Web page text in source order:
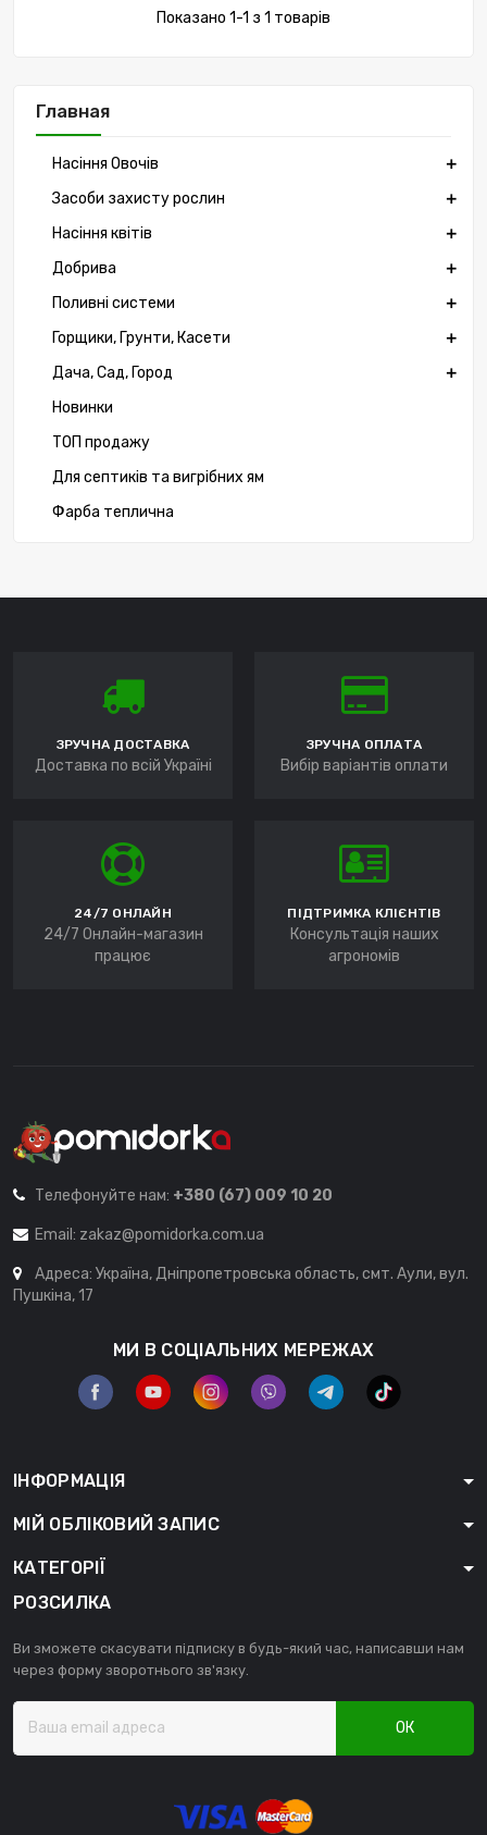
Главная
Насіння Овочів
Засоби захисту рослин
Насіння квітів
Добрива
Поливні системи
Горщики, Грунти, Касети
Дача, Сад, Город
Новинки
ТОП продажу
Для септиків та вигрібних ям
Фарба теплична
Показано 1-1 з 1 товарів
ЗРУЧНА ДОСТАВКА
Доставка по всій Україні
ЗРУЧНА ОПЛАТА
Вибір варіантів оплати
24/7 ОНЛАЙН
24/7 Онлайн-магазин
працює
ПІДТРИМКА КЛІЄНТІВ
Консультація наших
агрономів
Телефонуйте нам: +380 (67) 009 10 20
Email: zakaz@pomidorka.com.ua
Адреса: Україна, Дніпропетровська область, смт. Аули, вул.
Пушкіна, 17
МИ В СОЦІАЛЬНИХ МЕРЕЖАХ
ІНФОРМАЦІЯ
МІЙ ОБЛІКОВИЙ ЗАПИС
КАТЕГОРІЇ
РОЗСИЛКА
Ви зможете скасувати підписку в будь-який час, написавши нам
через форму зворотнього зв'язку.
ОК